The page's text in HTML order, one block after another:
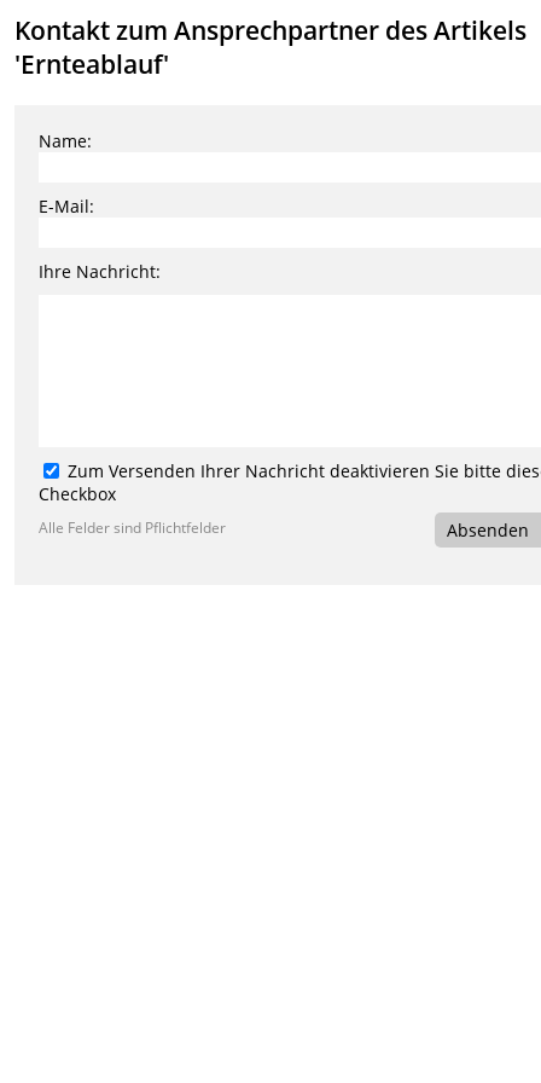
Kontakt zum Ansprechpartner des Artikels
'Ernteablauf'
Name:
E-Mail:
Ihre Nachricht:
Zum Versenden Ihrer Nachricht deaktivieren Sie bitte
Checkbox
Alle Felder sind Pflichtfelder Absenden